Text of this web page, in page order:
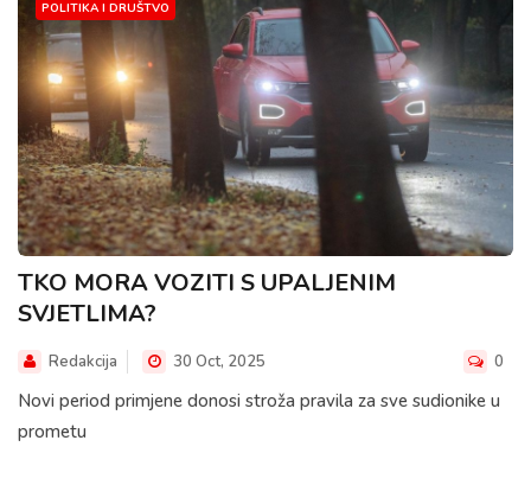
POLITIKA I DRUŠTVO
TKO MORA VOZITI S UPALJENIM
SVJETLIMA?
Redakcija 30 Oct, 2025 0
Novi period primjene donosi stroža pravila za sve sudionike u
prometu